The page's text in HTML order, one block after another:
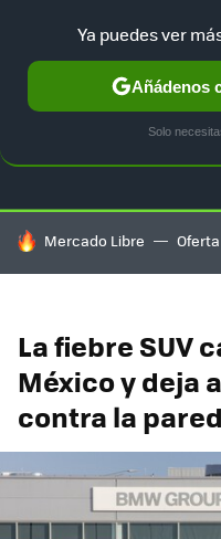
TESLA UBER AUTO
HOY SE HABLA DE
Mercado Libre Oferta
La fiebre SUV
México y deja
contra la pared
Ya puedes ver
Añádenos
Solo